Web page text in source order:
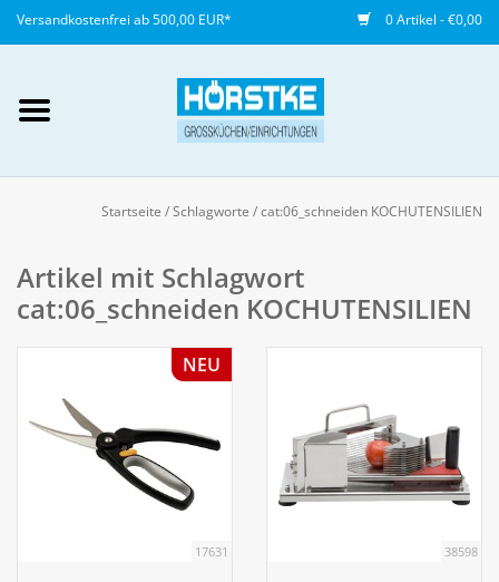
Versandkostenfrei ab 500,00 EUR* 0 Artikel - €0,00
anlegen
NEU
Buffet
Startseite /Schlagworte /cat:06_schneiden KOCHUTENSILIEN
Artikel mit Schlagwort
cat:06_schneiden KOCHUTENSILIEN
NEU
17631 38598